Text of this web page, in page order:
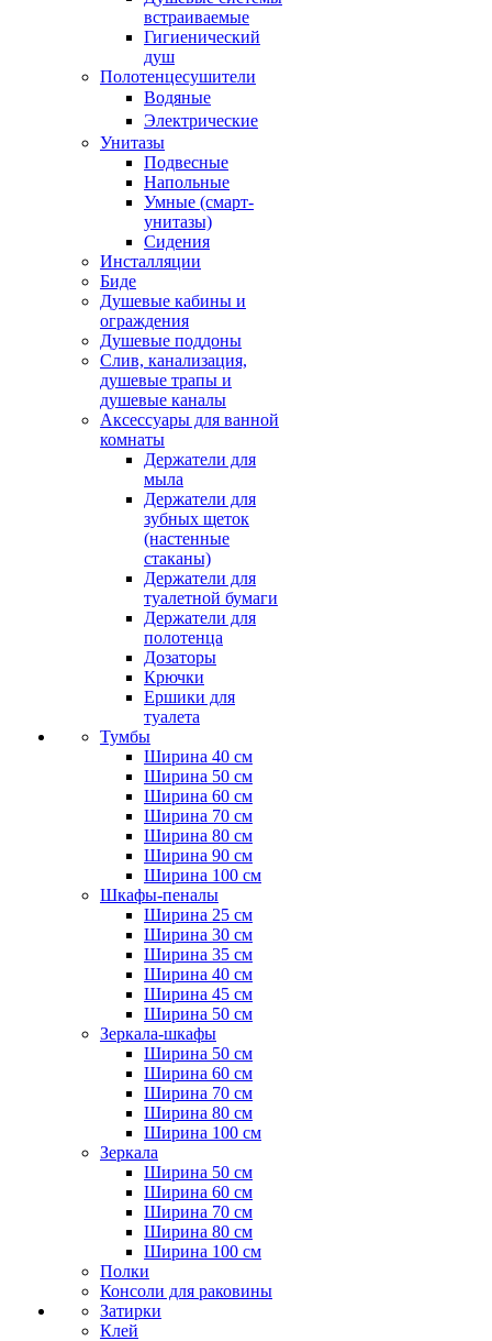
встраиваемые
Гигиенический
душ
Полотенцесушители
ㅤВодяные
ㅤЭлектрические
Унитазы
Подвесные
Напольные
Умные (смарт-
унитазы)
Сидения
Инсталляции
Биде
Душевые кабины и
ограждения
Душевые поддоны
Слив, канализация,
душевые трапы и
душевые каналы
Аксессуары для ванной
комнаты
Держатели для
мыла
Держатели для
зубных щеток
(настенные
стаканы)
Держатели для
туалетной бумаги
Держатели для
полотенца
Дозаторы
Крючки
Ершики для
туалета
Тумбы
Ширина 40 см
Ширина 50 см
Ширина 60 см
Ширина 70 см
Ширина 80 см
Ширина 90 см
Ширина 100 см
Шкафы-пеналы
Ширина 25 см
Ширина 30 см
Ширина 35 см
Ширина 40 см
Ширина 45 см
Ширина 50 см
Зеркала-шкафы
Ширина 50 см
Ширина 60 см
Ширина 70 см
Ширина 80 см
Ширина 100 см
Зеркала
Ширина 50 см
Ширина 60 см
Ширина 70 см
Ширина 80 см
Ширина 100 см
Полки
Консоли для раковины
Затирки
Клей